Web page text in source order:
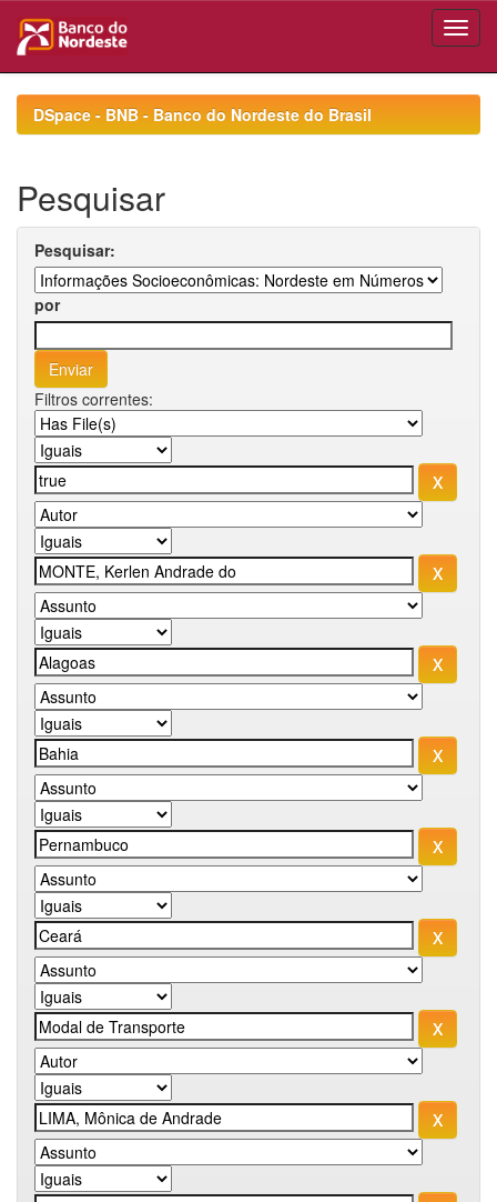
navigationDSpace - BNB - Banco do Nordeste do Brasil
Pesquisar
Pesquisar:
por
Filtros correntes: